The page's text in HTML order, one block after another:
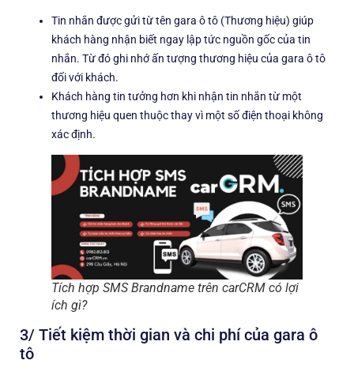
Tin nhắn được gửi từ tên gara ô tô (Thương hiệu) giúp
khách hàng nhận biết ngay lập tức nguồn gốc của tin
nhắn. Từ đó ghi nhớ ấn tượng thương hiệu của gara ô tô
đối với khách.
Khách hàng tin tưởng hơn khi nhận tin nhắn từ một
thương hiệu quen thuộc thay vì một số điện thoại không
xác định.
Tích hợp SMS Brandname trên carCRM có lợi
ích gì?
3/ Tiết kiệm thời gian và chi phí của gara ô
tô